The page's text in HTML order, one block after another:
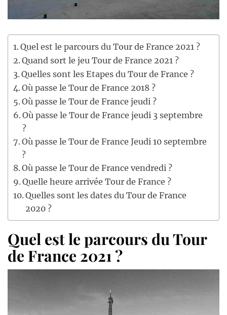
Quel est le parcours du Tour de France 2021 ?
Quand sort le jeu Tour de France 2021 ?
Quelles sont les Etapes du Tour de France ?
Où passe le Tour de France 2018 ?
Où passe le Tour de France jeudi ?
Où passe le Tour de France jeudi 3 septembre
?
Où passe le Tour de France Jeudi 10 septembre
?
Où passe le Tour de France vendredi ?
Quelle heure arrivée Tour de France ?
Quelles sont les dates du Tour de France
2020 ?
Quel est le parcours du Tour
de France 2021 ?